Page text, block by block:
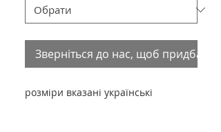
Зверніться до нас, щоб придбати
розміри вказані українські